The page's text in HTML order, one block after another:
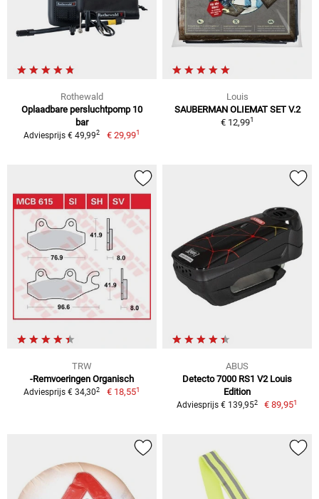
Rothewald
Oplaadbare persluchtpomp 10
bar
Adviesprijs € 49,992 € 29,991
Louis
SAUBERMAN OLIEMAT SET V.2
€ 12,991
TRW
-Remvoeringen Organisch
Adviesprijs € 34,302 € 18,551
ABUS
Detecto 7000 RS1 V2 Louis
Edition
Adviesprijs € 139,952 € 89,951